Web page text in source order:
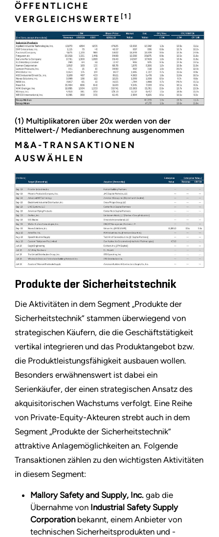
ÖFFENTLICHE
VERGLEICHSWERTE [1]
(1) Multiplikatoren über 20x werden von der
Mittelwert-/ Medianberechnung ausgenommen
M&A-TRANSAKTIONEN
AUSWÄHLEN
Produkte der Sicherheitstechnik
Die Aktivitäten in dem Segment „Produkte der
Sicherheitstechnik” stammen überwiegend von
strategischen Käufern, die die Geschäftstätigkeit
vertikal integrieren und das Produktangebot bzw.
die Produktleistungsfähigkeit ausbauen wollen.
Besonders erwähnenswert ist dabei ein
Serienkäufer, der einen strategischen Ansatz des
akquisitorischen Wachstums verfolgt. Eine Reihe
von Private-Equity-Akteuren strebt auch in dem
Segment „Produkte der Sicherheitstechnik”
attraktive Anlagemöglichkeiten an. Folgende
Transaktionen zählen zu den wichtigsten Aktivitäten
in diesem Segment:
Mallory Safety and Supply, Inc. gab die
Übernahme von Industrial Safety Supply
Corporationbekannt, einem Anbieter von
technischen Sicherheitsprodukten und -